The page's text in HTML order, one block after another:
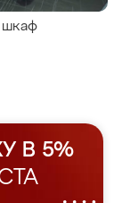
шкаф
В 5%